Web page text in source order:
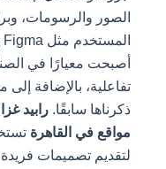
الصور والرسومات،
أصبحت معيارًا في
تفاعلية، بالإضافة إلى
ذكرناها سابقًا.رابيد
مواقع في القاهرةتستخدم
لتقديم تصميمات فريدة